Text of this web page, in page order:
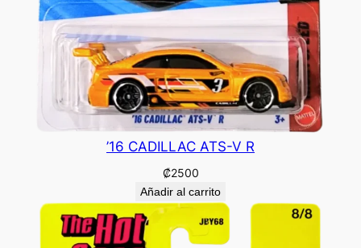
’16 CADILLAC ATS-V R
₡2500
Añadir al carrito